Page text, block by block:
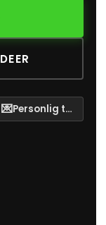
💌 Personlig tanke